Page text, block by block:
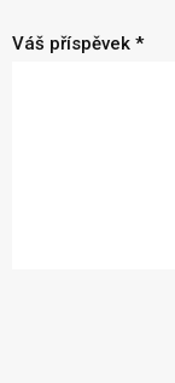
Váš příspěvek *